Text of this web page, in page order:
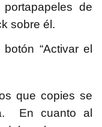
de
sobre él.
“Activar el
que copies se
En cuanto al